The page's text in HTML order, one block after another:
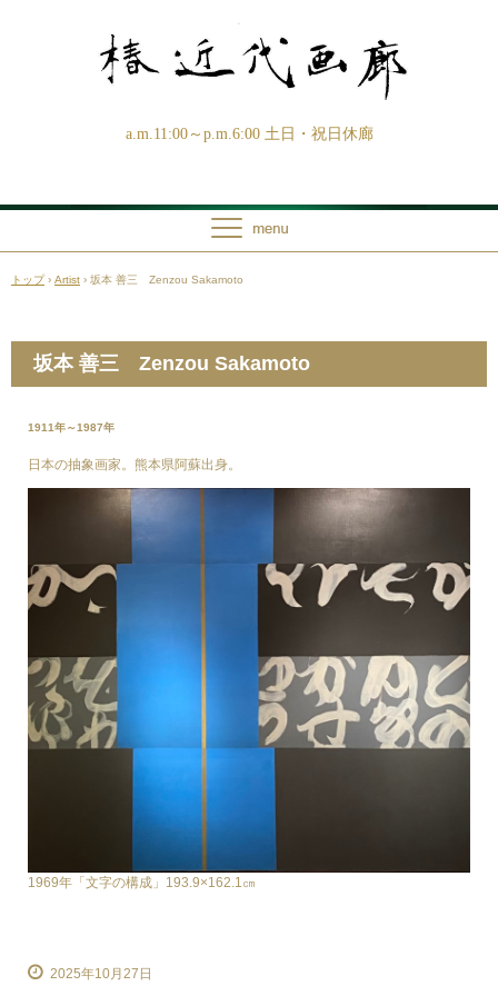
a.m.11:00～p.m.6:00 土日・祝日休廊
トップ › Artist › 坂本 善三 Zenzou Sakamoto
坂本 善三 Zenzou Sakamoto
1911年～1987年
日本の抽象画家。熊本県阿蘇出身。
1969年「文字の構成」193.9×162.1㎝
2025年10月27日